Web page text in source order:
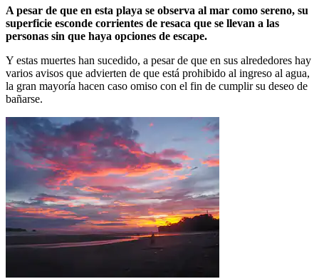
A pesar de que en esta playa se observa al mar como sereno, su
superficie esconde corrientes de resaca que se llevan a las
personas sin que haya opciones de escape.
Y estas muertes han sucedido, a pesar de que en sus alrededores hay
varios avisos que advierten de que está prohibido al ingreso al agua,
la gran mayoría hacen caso omiso con el fin de cumplir su deseo de
bañarse.